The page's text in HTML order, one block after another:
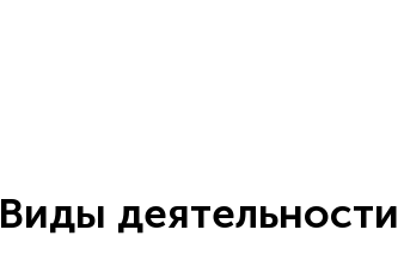
Виды деятельности